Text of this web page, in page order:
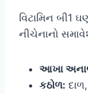
વિટામિન બી1
નીચેનાનો
આખા
કઠોળ: